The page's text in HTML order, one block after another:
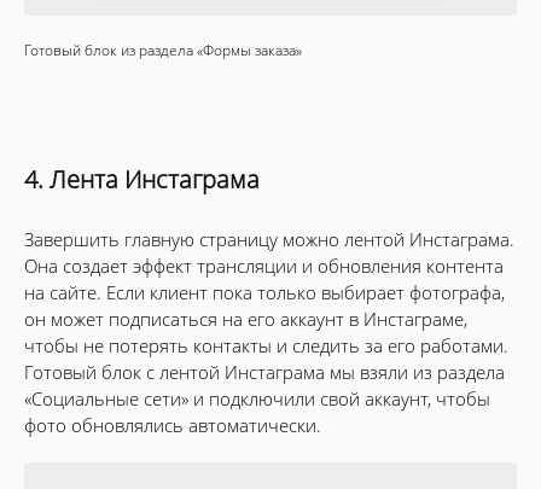
Готовый блок из раздела «Формы заказа»
4. Лента Инстаграма
Завершить главную страницу можно лентой Инстаграма.
Она создает эффект трансляции и обновления контента
на сайте. Если клиент пока только выбирает фотографа,
он может подписаться на его аккаунт в Инстаграме,
чтобы не потерять контакты и следить за его работами.
Готовый блок с лентой Инстаграма мы взяли из раздела
«Социальные сети» и подключили свой аккаунт, чтобы
фото обновлялись автоматически.